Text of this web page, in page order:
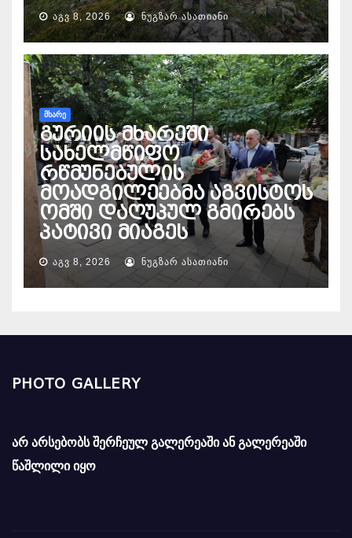
ᲐᲒᲕ 8, 2026 ᲜᲣᲒᲖᲐᲠ ᲐᲡᲐᲗᲘᲐᲜᲘ
ᲛᲮᲐᲠᲔ
გურიის მხარეში
სახელმწიფო
რწმუნებულის
მოადგილეებმა აგვისტოს
ომში დაღუპულ გმირებს
პატივი მიაგეს
ᲐᲒᲕ 8, 2026 ᲜᲣᲒᲖᲐᲠ ᲐᲡᲐᲗᲘᲐᲜᲘ
PHOTO GALLERY
არ არსებობს შერჩეულ გალერეაში ან გალერეაში
წაშლილი იყო